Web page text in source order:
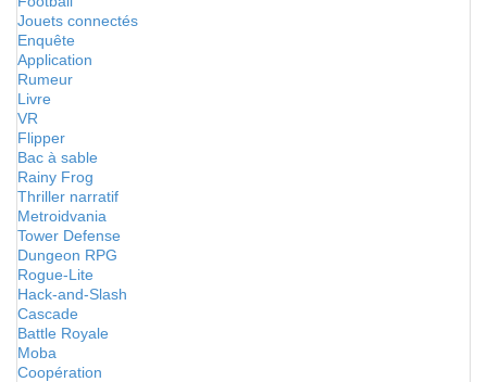
Jouets connectés
Enquête
Application
Rumeur
Livre
VR
Flipper
Bac à sable
Rainy Frog
Thriller narratif
Metroidvania
Tower Defense
Dungeon RPG
Rogue-Lite
Hack-and-Slash
Cascade
Battle Royale
Moba
Coopération